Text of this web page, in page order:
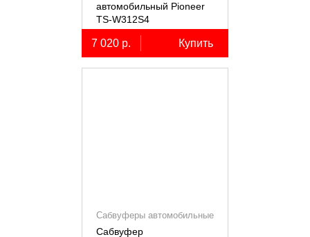
автомобильный Pioneer
TS-W312S4
7 020 р. Купить
Сабвуферы автомобильные
Сабвуфер